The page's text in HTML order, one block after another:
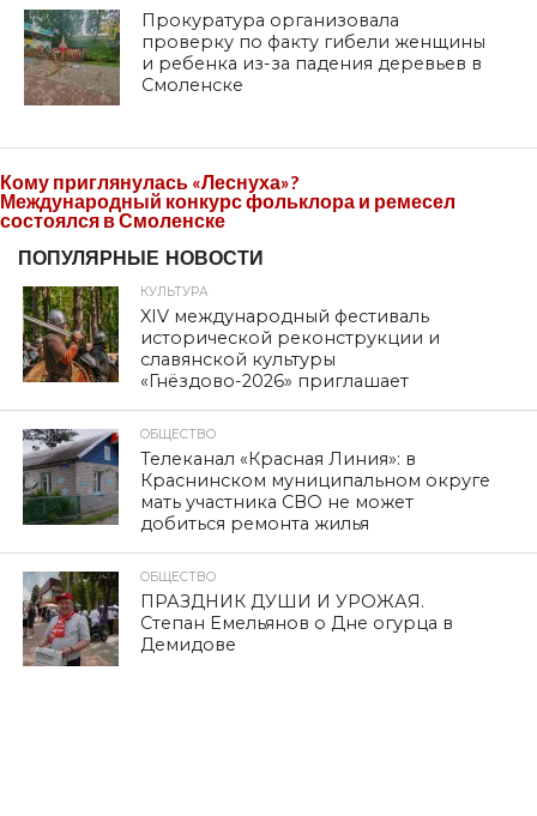
Прокуратура организовала
проверку по факту гибели женщины
и ребенка из-за падения деревьев в
Смоленске
Кому приглянулась «Леснуха»?
Международный конкурс фольклора и ремесел
состоялся в Смоленске
ПОПУЛЯРНЫЕ НОВОСТИ
КУЛЬТУРА
XIV международный фестиваль
исторической реконструкции и
славянской культуры
«Гнёздово-2026» приглашает
ОБЩЕСТВО
Телеканал «Красная Линия»: в
Краснинском муниципальном округе
мать участника СВО не может
добиться ремонта жилья
ОБЩЕСТВО
ПРАЗДНИК ДУШИ И УРОЖАЯ.
Степан Емельянов о Дне огурца в
Демидове